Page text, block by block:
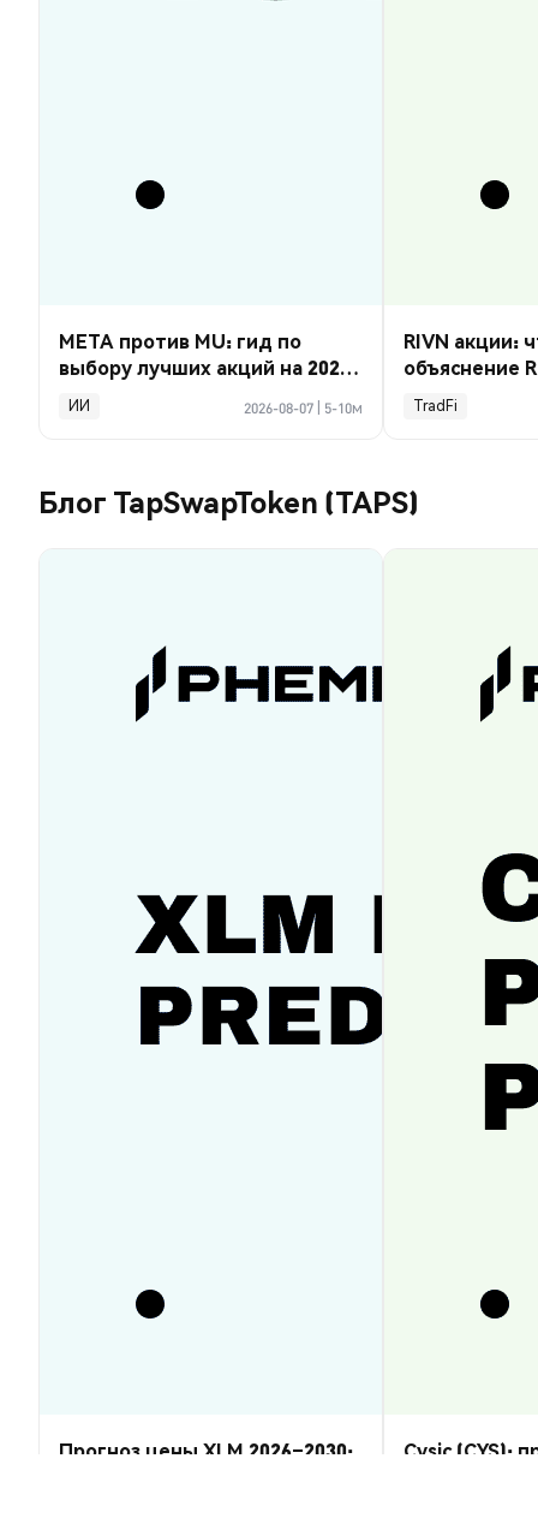
META против MU: гид по
выбору лучших акций на 2026
год
ИИ 2026-08-07 5-10м
RIVN акции:
объяснение
TradFi
Блог TapSwapToken (TAPS)
Прогноз цены XLM 2026–2030:
Cysic (CYS):